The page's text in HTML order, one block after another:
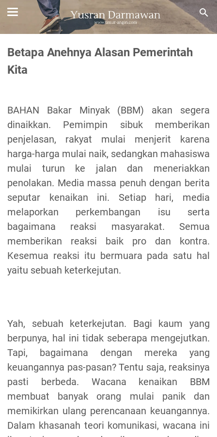
Betapa Anehnya Alasan Pemerintah
Kita
BAHAN Bakar Minyak (BBM) akan segera
dinaikkan. Pemimpin sibuk memberikan
penjelasan, rakyat mulai menjerit karena
harga-harga mulai naik, sedangkan mahasiswa
mulai turun ke jalan dan meneriakkan
penolakan. Media massa penuh dengan berita
seputar kenaikan ini. Setiap hari, media
melaporkan perkembangan isu serta
bagaimana reaksi masyarakat. Semua
memberikan reaksi baik pro dan kontra.
Kesemua reaksi itu bermuara pada satu hal
yaitu sebuah keterkejutan.
Yah, sebuah keterkejutan. Bagi kaum yang
berpunya, hal ini tidak seberapa mengejutkan.
Tapi, bagaimana dengan mereka yang
keuangannya pas-pasan? Tentu saja, reaksinya
pasti berbeda. Wacana kenaikan BBM
membuat banyak orang mulai panik dan
memikirkan ulang perencanaan keuangannya.
Dalam khasanah teori komunikasi, wacana ini